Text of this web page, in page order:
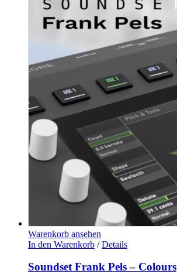
Warenkorb ansehen
In den Warenkorb / Details
Soundset Frank Pels – Colours